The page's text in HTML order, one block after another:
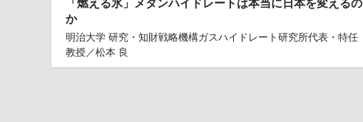
「燃える氷」メタンハイドレートは本当に日本を変えるの
か
明治大学 研究・知財戦略機構ガスハイドレート研究所代表・特任
教授／松本 良